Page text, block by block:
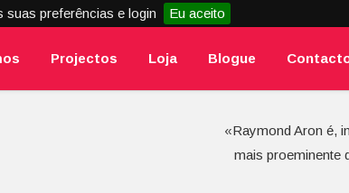
suas preferências e login Eu aceito
Projectos Loja Blogue
«Raymond Aron é,
mais proeminente